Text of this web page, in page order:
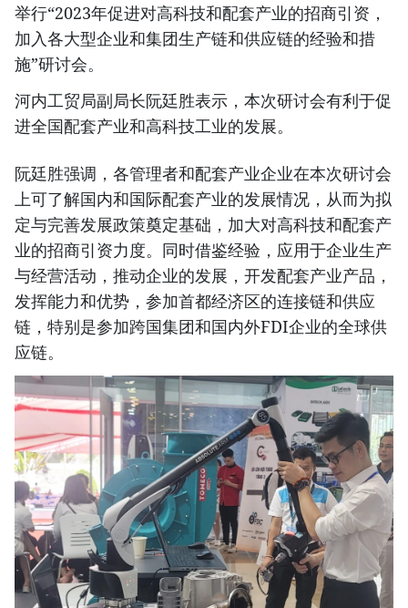
举行“2023年促进对高科技和配套产业的招商引资，
加入各大型企业和集团生产链和供应链的经验和措
施”研讨会。
河内工贸局副局长阮廷胜表示，本次研讨会有利于促
进全国配套产业和高科技工业的发展。
阮廷胜强调，各管理者和配套产业企业在本次研讨会
上可了解国内和国际配套产业的发展情况，从而为拟
定与完善发展政策奠定基础，加大对高科技和配套产
业的招商引资力度。同时借鉴经验，应用于企业生产
与经营活动，推动企业的发展，开发配套产业产品，
发挥能力和优势，参加首都经济区的连接链和供应
链，特别是参加跨国集团和国内外FDI企业的全球供
应链。